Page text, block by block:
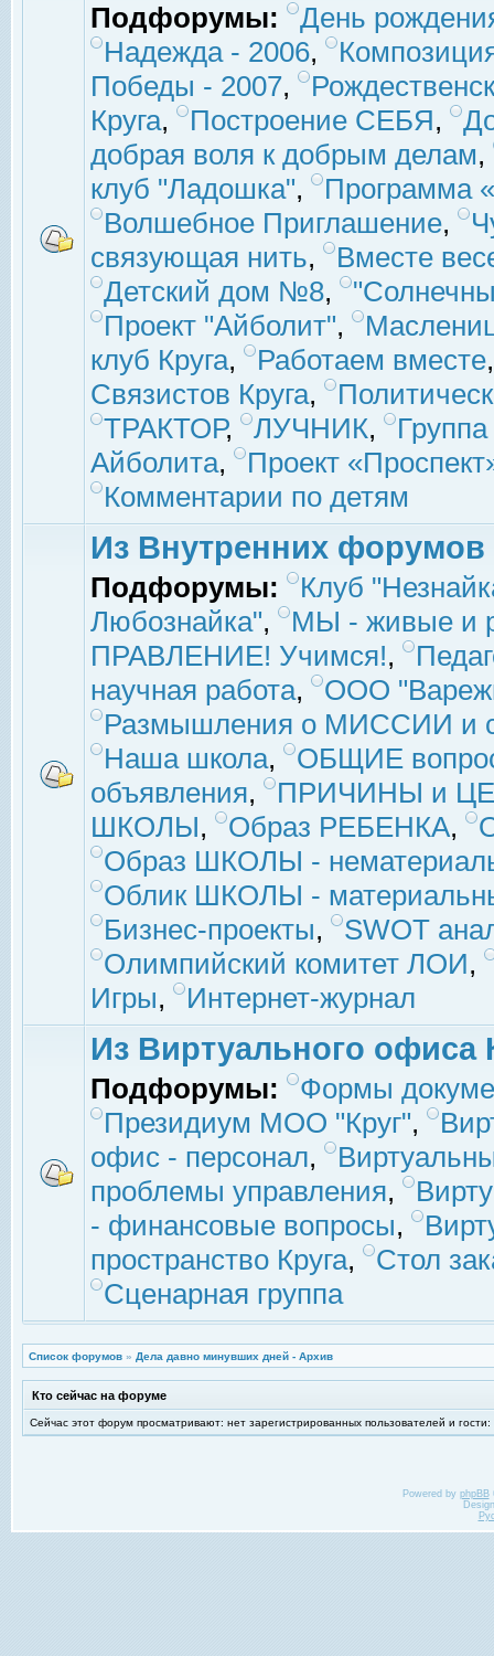
Подфорумы:
День
Надежда - 2006,
Победы - 2007,
Круга, Построение СЕБЯ,
добрая воля к добрым делам,
клуб "Ладошка",
Программа
Волшебное Приглашение,
связующая нить,
Вместе
Детский дом №8,
Проект "Айболит",
клуб Круга, Работаем вместе
Связистов Круга,
ТРАКТОР, ЛУЧНИК,
Айболита,
Проект
Комментарии по детям
Из Внутренних форумов
Подфорумы:
Клуб
Любознайка",
МЫ - живые и
ПРАВЛЕНИЕ! Учимся!,
научная работа,
ООО
Размышления о МИССИИ и
Наша школа,
ОБЩИЕ
объявления,
ПРИЧИНЫ и
ШКОЛЫ, Образ РЕБЕНКА,
Образ ШКОЛЫ -
Облик ШКОЛЫ -
Бизнес-проекты,
SWOT
Олимпийский комитет ЛОИ,
Игры, Интернет-журнал
Из Виртуального офиса
Подфорумы:
Формы
Президиум МОО "Круг",
офис - персонал,
проблемы управления,
- финансовые вопросы,
пространство Круга,
Стол
Сценарная группа
Список форумов » Дела давно минувших дней - Архив
Кто сейчас на форуме
Сейчас этот форум просматривают: нет зарегистрированных пользователей и гости:
Powered by phpBB